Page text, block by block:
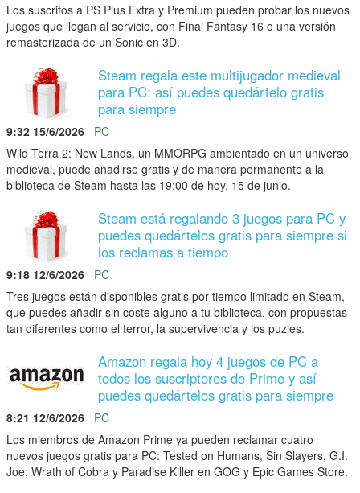
Los suscritos a PS Plus Extra y Premium pueden probar los nuevos
juegos que llegan al servicio, con Final Fantasy 16 o una versión
remasterizada de un Sonic en 3D.
Steam regala este multijugador medieval
para PC: así puedes quedártelo gratis
para siempre
9:32 15/6/2026
PC
Wild Terra 2: New Lands, un MMORPG ambientado en un universo
medieval, puede añadirse gratis y de manera permanente a la
biblioteca de Steam hasta las 19:00 de hoy, 15 de junio.
Steam está regalando 3 juegos para PC y
puedes quedártelos gratis para siempre si
los reclamas a tiempo
9:18 12/6/2026
PC
Tres juegos están disponibles gratis por tiempo limitado en Steam,
que puedes añadir sin coste alguno a tu biblioteca, con propuestas
tan diferentes como el terror, la supervivencia y los puzles.
Amazon regala hoy 4 juegos de PC a
todos los suscriptores de Prime y así
puedes quedártelos gratis para siempre
8:21 12/6/2026
PC
Los miembros de Amazon Prime ya pueden reclamar cuatro
nuevos juegos gratis para PC: Tested on Humans, Sin Slayers, G.I.
Joe: Wrath of Cobra y Paradise Killer en GOG y Epic Games Store.